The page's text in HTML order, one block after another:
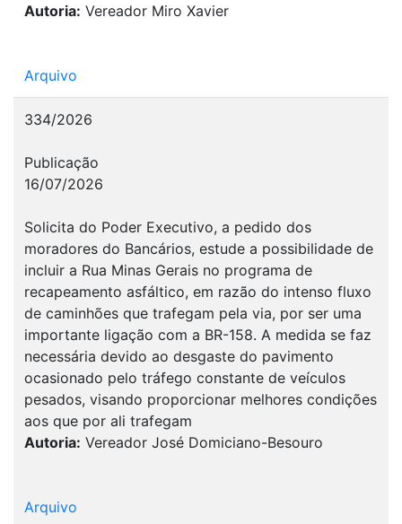
Autoria: Vereador Miro Xavier
Arquivo
334/2026
Publicação
16/07/2026
Solicita do Poder Executivo, a pedido dos
moradores do Bancários, estude a possibilidade de
incluir a Rua Minas Gerais no programa de
recapeamento asfáltico, em razão do intenso fluxo
de caminhões que trafegam pela via, por ser uma
importante ligação com a BR-158. A medida se faz
necessária devido ao desgaste do pavimento
ocasionado pelo tráfego constante de veículos
pesados, visando proporcionar melhores condições
aos que por ali trafegam
Autoria: Vereador José Domiciano-Besouro
Arquivo